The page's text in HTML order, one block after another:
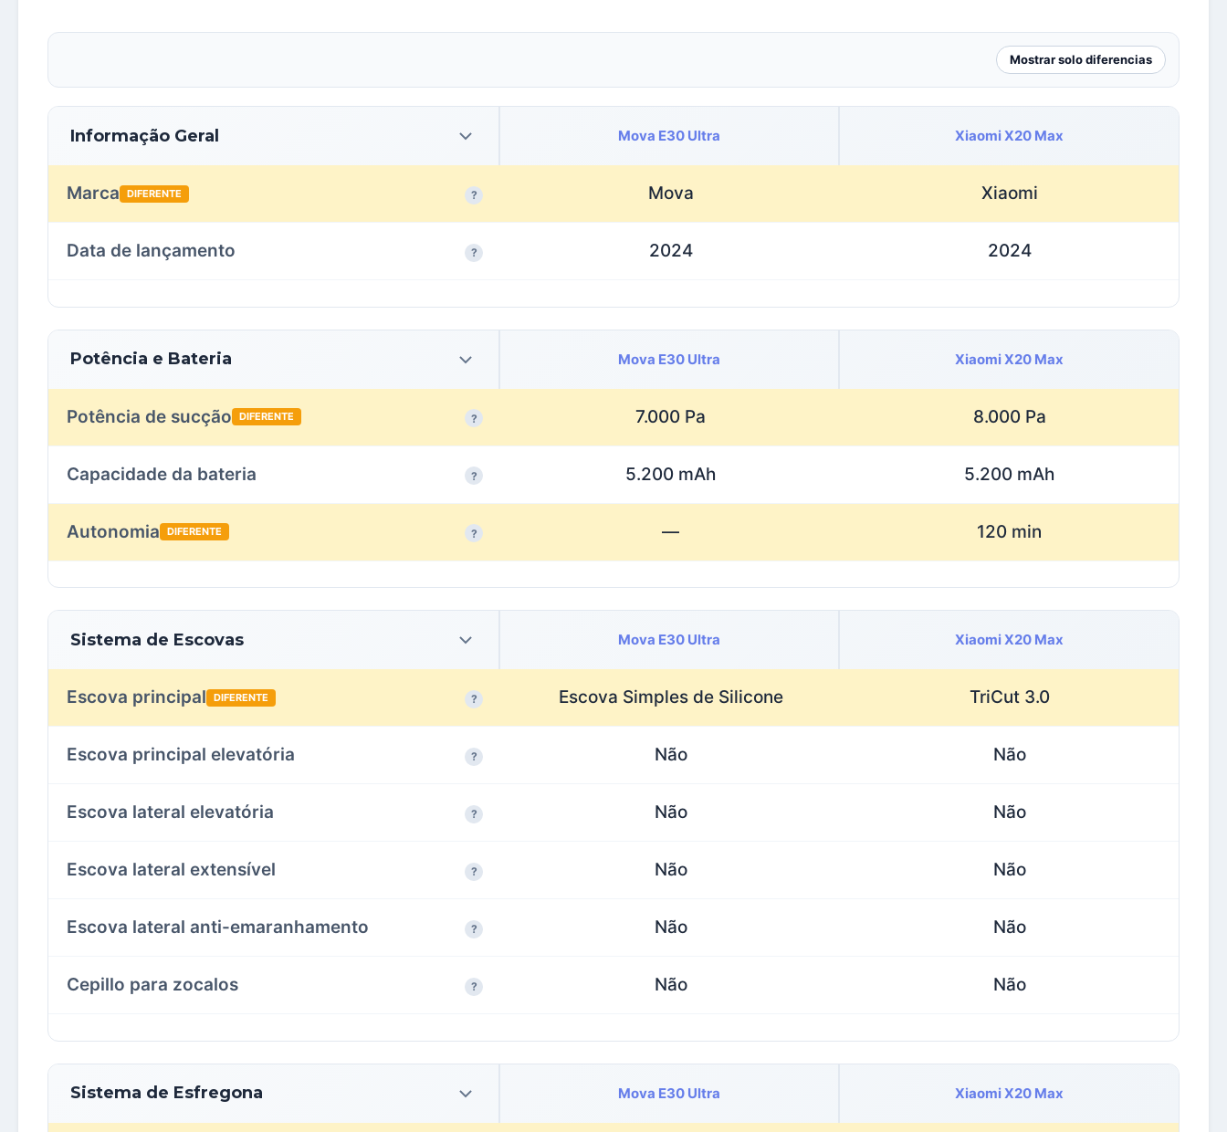
Mostrar solo diferencias
Informação Geral Mova E30 Ultra Xiaomi X20 Max
Marca DIFERENTE ? Mova Xiaomi
Data de lançamento ? 2024 2024
Potência e Bateria Mova E30 Ultra Xiaomi X20 Max
Potência de sucção DIFERENTE ? 7.000 Pa 8.000 Pa
Capacidade da bateria ? 5.200 mAh 5.200 mAh
Autonomia DIFERENTE ? — 120 min
Sistema de Escovas Mova E30 Ultra Xiaomi X20 Max
Escova principal DIFERENTE ? Escova Simples de Silicone TriCut 3.0
Escova principal elevatória ? Não Não
Escova lateral elevatória ? Não Não
Escova lateral extensível ? Não Não
Escova lateral anti-emaranhamento ? Não Não
Cepillo para zocalos ? Não Não
Sistema de Esfregona Mova E30 Ultra Xiaomi X20 Max